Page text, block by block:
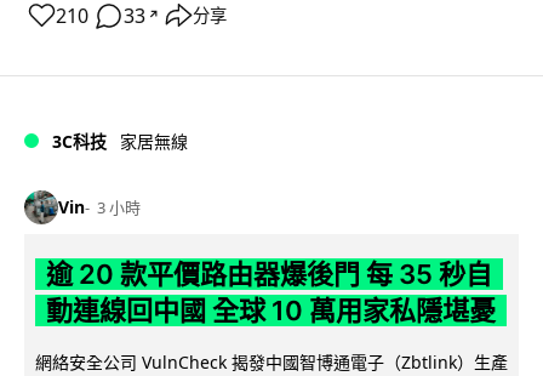
210 33 ↗ 分享
3C科技 家居無線
Vin 3 小時
逾 20 款平價路由器爆後門 每 35 秒自
動連線回中國 全球 10 萬用家私隱堪憂
網絡安全公司 VulnCheck 揭發中國智博通電子（Zbtlink）生產